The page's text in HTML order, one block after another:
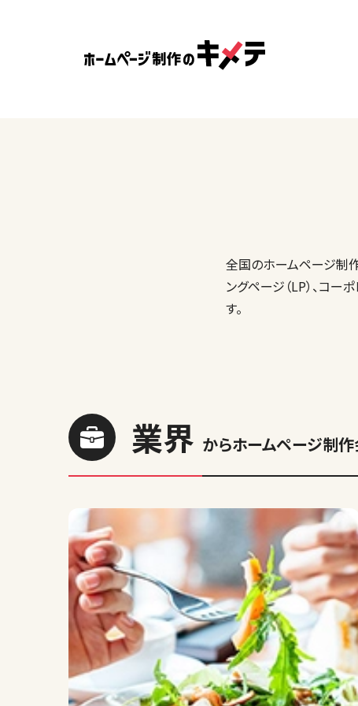
全国のホームページ制作
ングページ（LP）、コー
す。
業界 からホームページ制